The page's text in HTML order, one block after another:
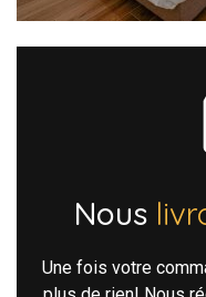
Nous
Une fois votre